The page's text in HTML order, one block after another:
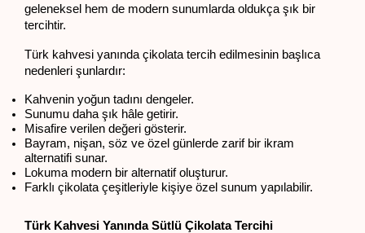
geleneksel hem de modern sunumlarda oldukça şık bir
tercihtir.
Türk kahvesi yanında çikolata tercih edilmesinin başlıca
nedenleri şunlardır:
Kahvenin yoğun tadını dengeler.
Sunumu daha şık hâle getirir.
Misafire verilen değeri gösterir.
Bayram, nişan, söz ve özel günlerde zarif bir ikram
alternatifi sunar.
Lokuma modern bir alternatif oluşturur.
Farklı çikolata çeşitleriyle kişiye özel sunum yapılabilir.
Türk Kahvesi Yanında Sütlü Çikolata Tercihi